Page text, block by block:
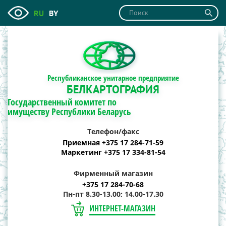
RU BY
Республиканское унитарное предприятие
БЕЛКАРТОГРАФИЯ
Государственный комитет по
имуществу Республики Беларусь
Телефон/факс
Приемная +375 17 284-71-59
Маркетинг +375 17 334-81-54
Фирменный магазин
+375 17 284-70-68
Пн-пт 8.30-13.00; 14.00-17.30
ИНТЕРНЕТ-МАГАЗИН